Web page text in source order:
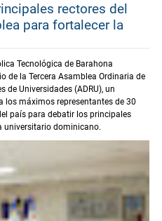
rectores del
para fortalecer la
Tecnológica de Barahona
de la Tercera Asamblea Ordinaria de
de Universidades (ADRU), un
los máximos representantes de 30
país para debatir los principales
universitario dominicano.